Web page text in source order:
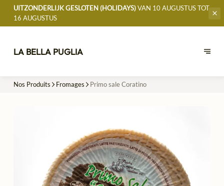
UITZONDERLIJK GESLOTEN (HOLIDAYS)VAN 10 AUGUSTUS TOT
16 AUGUSTUS
LA BELLA PUGLIA
Nos Produits Fromages Primo sale Coratino